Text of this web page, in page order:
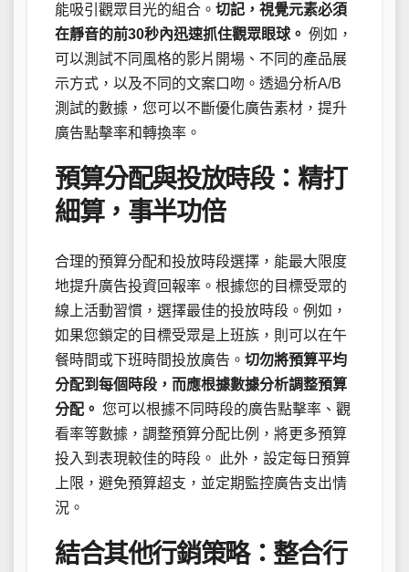
能吸引觀眾目光的組合。 切記，視覺元素必須
在靜音的前30秒內迅速抓住觀眾眼球。 例如，
可以測試不同風格的影片開場、不同的產品展
示方式，以及不同的文案口吻。透過分析A/B
測試的數據，您可以不斷優化廣告素材，提升
廣告點擊率和轉換率。
預算分配與投放時段：精打
細算，事半功倍
合理的預算分配和投放時段選擇，能最大限度
地提升廣告投資回報率。根據您的目標受眾的
線上活動習慣，選擇最佳的投放時段。例如，
如果您鎖定的目標受眾是上班族，則可以在午
餐時間或下班時間投放廣告。 切勿將預算平均
分配到每個時段，而應根據數據分析調整預算
分配。 您可以根據不同時段的廣告點擊率、觀
看率等數據，調整預算分配比例，將更多預算
投入到表現較佳的時段。 此外，設定每日預算
上限，避免預算超支，並定期監控廣告支出情
況。
結合其他行銷策略：整合行